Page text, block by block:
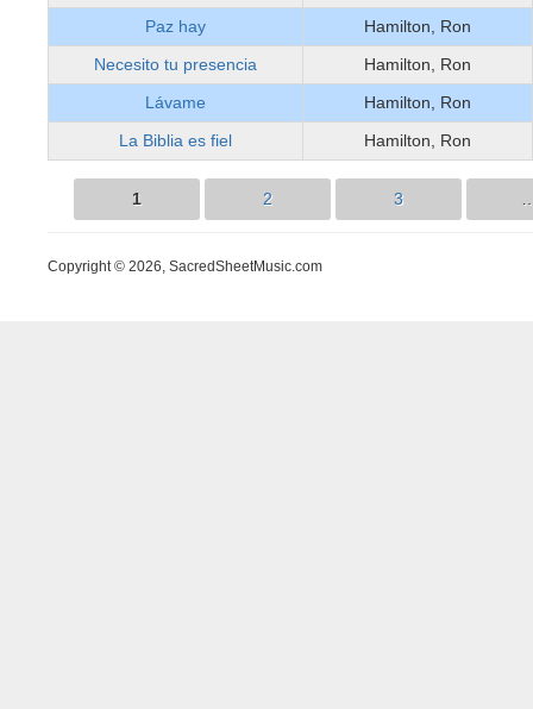
Paz hay
Hamilton, Ron
Necesito tu presencia
Hamilton, Ron
Lávame
Hamilton, Ron
La Biblia es fiel
Hamilton, Ron
Páginas
1 2 3
Copyright © 2026, SacredSheetMusic.com